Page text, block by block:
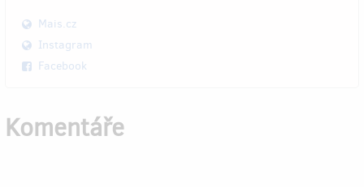
Mais.cz
Instagram
Facebook
Komentáře